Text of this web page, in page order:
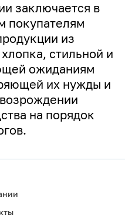
заключается в
покупателям
из
стильной и
ожиданиям
их нужды и
на порядок